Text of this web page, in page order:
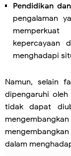
Pendidikan
pengalaman
memperkuat
kepercayaan
menghadapi
Namun, selain
dipengaruhi
tidak dapat
dalam